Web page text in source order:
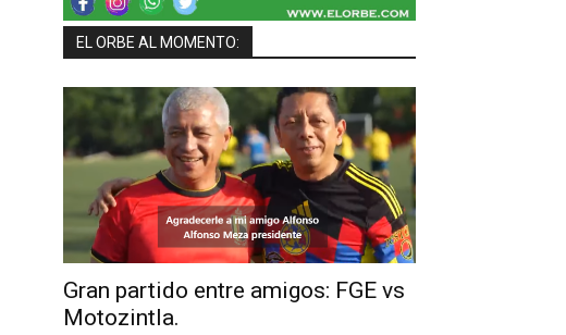
EL ORBE AL MOMENTO:
Gran partido entre amigos: FGE vs
Motozintla.